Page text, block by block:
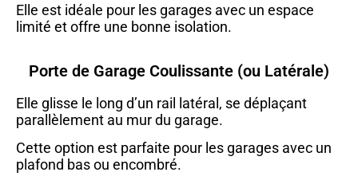
Elle est idéale pour les garages avec un espace
limité et offre une bonne isolation.
Porte de Garage Coulissante (ou Latérale)
Elle glisse le long d’un rail latéral, se déplaçant
parallèlement au mur du garage.
Cette option est parfaite pour les garages avec un
plafond bas ou encombré.